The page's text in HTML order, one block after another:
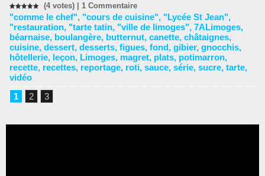
(4 votes) | 1 Commentaire
"comme le chef", "cours de cuisine", "Lycée St Jean",
"restauration, "tarte tatin, "ville de limoges", 7ALimoges,
béarnaise, boulangère, butternut, canette, châtaignes,
cuisine, dessert, desserts, figues, fond, gibier, gnocchis,
hôtellerie, leçon, Limoges, magret, plats, potimarron,
recette, recettes, reportage, roti, sauce, série, sucre, tarte,
vidéo
1
2 3